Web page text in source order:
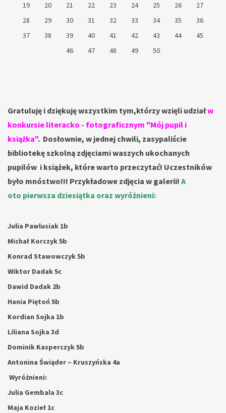
19
20 21 22 23 24 25 26
27
28
29 30 31 32 33 34 35
36
37
38 39 40 41 42 43 44
45
46
47 48 49 50
Gratuluję i dziękuję wszystkim tym,którzy wzięli udziałw
konkursie literacko - fotograficznym "Mój pupil i
książka". Dosłownie, w jednej chwili, zasypaliście
bibliotekę szkolną zdjęciami waszych ukochanych
pupilów i książek, które warto przeczytać! Uczestników
było mnóstwo!!! Przykładowe zdjęcia w galerii! A
oto pierwsza dziesiątka oraz wyróżnieni:
Julia Pawlusiak 1b
Michał Korczyk 5b
Konrad Stawowczyk 5b
Wiktor Dadak 5c
Dawid Dadak 2b
Hania Piętoń 5b
Kordian Sojka 1b
Liliana Sojka 3d
Dominik Kasperczyk 5b
Antonina Świąder – Kruszyńska 4a
Wyróżnieni:
Julia Gembala 3c
Maja Kozieł 1c